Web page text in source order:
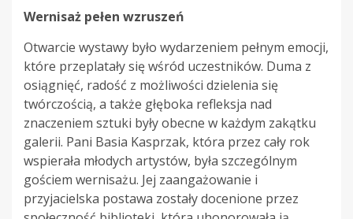
Wernisaż pełen wzruszeń
Otwarcie wystawy było wydarzeniem pełnym emocji,
które przeplatały się wśród uczestników. Duma z
osiągnięć, radość z możliwości dzielenia się
twórczością, a także głęboka refleksja nad
znaczeniem sztuki były obecne w każdym zakątku
galerii. Pani Basia Kasprzak, która przez cały rok
wspierała młodych artystów, była szczególnym
gościem wernisażu. Jej zaangażowanie i
przyjacielska postawa zostały docenione przez